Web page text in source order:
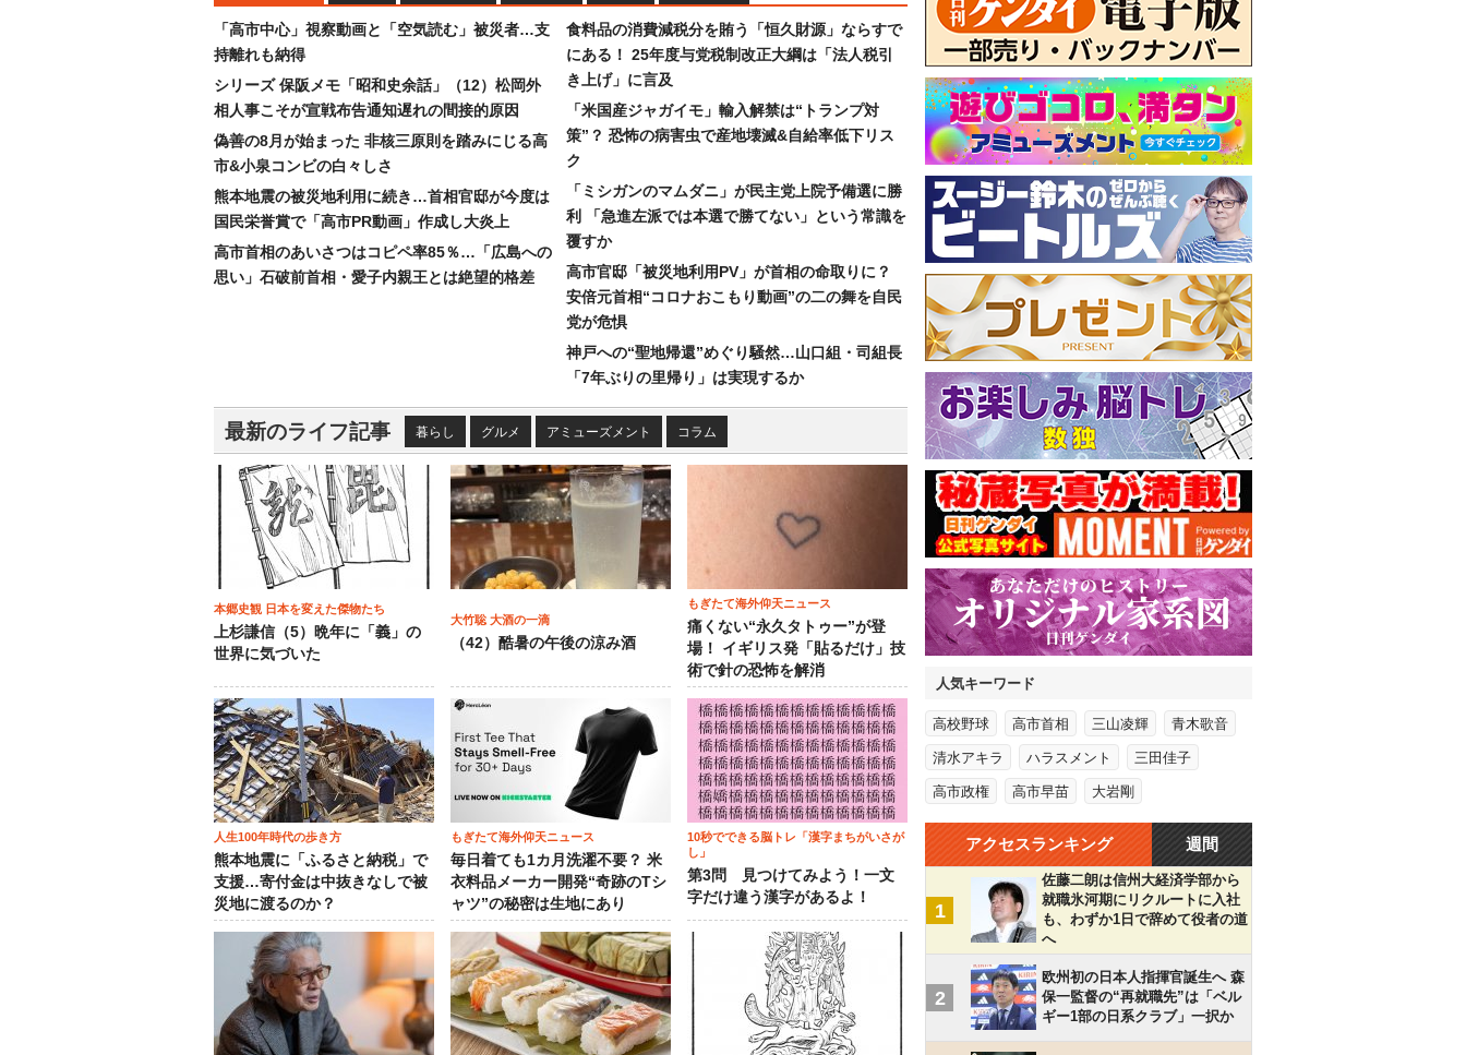
「高市中心」視察動画と「空気読む」被災者…支
持離れも納得
シリーズ 保阪メモ「昭和史余話」（12）松岡外
相人事こそが宣戦布告通知遅れの間接的原因
偽善の8月が始まった 非核三原則を踏みにじる高
市&小泉コンビの白々しさ
熊本地震の被災地利用に続き…首相官邸が今度は
国民栄誉賞で「高市PR動画」作成し大炎上
高市首相のあいさつはコピペ率85％…「広島への
思い」石破前首相・愛子内親王とは絶望的格差
食料品の消費減税分を賄う「恒久財源」ならすで
にある！ 25年度与党税制改正大綱は「法人税引
き上げ」に言及
「米国産ジャガイモ」輸入解禁は“トランプ対
策”？ 恐怖の病害虫で産地壊滅&自給率低下リス
ク
「ミシガンのマムダニ」が民主党上院予備選に勝
利 「急進左派では本選で勝てない」という常識を
覆すか
高市官邸「被災地利用PV」が首相の命取りに？
安倍元首相“コロナおこもり動画”の二の舞を自民
党が危惧
神戸への“聖地帰還”めぐり騒然…山口組・司組長
「7年ぶりの里帰り」は実現するか
最新のライフ記事 暮らし グルメ アミューズメント コラム
本郷史観 日本を変えた傑物たち
上杉謙信（5）晩年に「義」の
世界に気づいた
大竹聡 大酒の一滴
（42）酷暑の午後の涼み酒
もぎたて海外仰天ニュース
痛くない“永久タトゥー”が登
場！ イギリス発「貼るだけ」技
術で針の恐怖を解消
人生100年時代の歩き方
熊本地震に「ふるさと納税」で
支援…寄付金は中抜きなしで被
災地に渡るのか？
もぎたて海外仰天ニュース
毎日着ても1カ月洗濯不要？ 米
衣料品メーカー開発“奇跡のTシ
ャツ”の秘密は生地にあり
10秒でできる脳トレ「漢字まちがいさが
し」
第3問 見つけてみよう！一文
字だけ違う漢字があるよ！
人気キーワード
高校野球 高市首相 三山凌輝 青木歌音
清水アキラ ハラスメント 三田佳子
高市政権 高市早苗 大岩剛
アクセスランキング 週間
1
佐藤二朗は信州大経済学部から
就職氷河期にリクルートに入社
も、わずか1日で辞めて役者の道
へ
2
欧州初の日本人指揮官誕生へ 森
保一監督の“再就職先”は「ベル
ギー1部の日系クラブ」一択か